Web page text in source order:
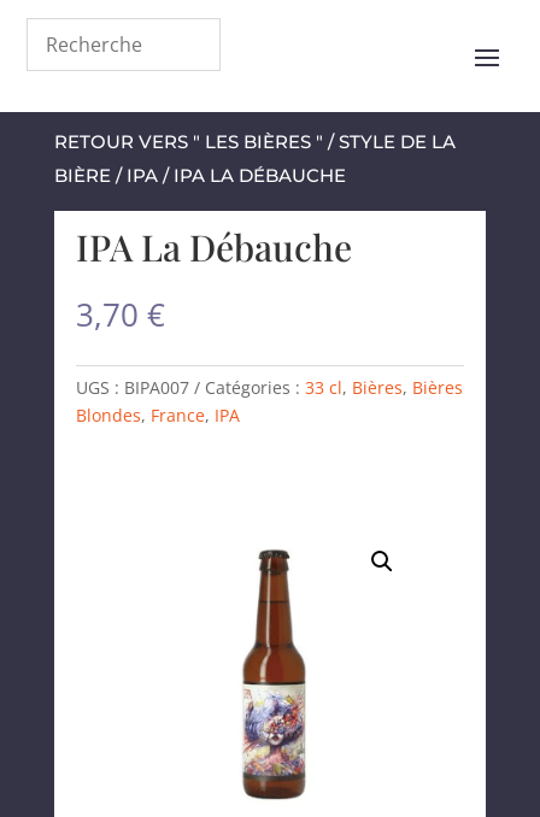
RETOUR VERS " LES BIÈRES " /STYLE DE LA
BIÈRE / IPA/ IPA LA DÉBAUCHE
IPA La Débauche
3,70 €
UGS : BIPA007 Catégories : 33 cl, Bières, Bières
Blondes, France, IPA